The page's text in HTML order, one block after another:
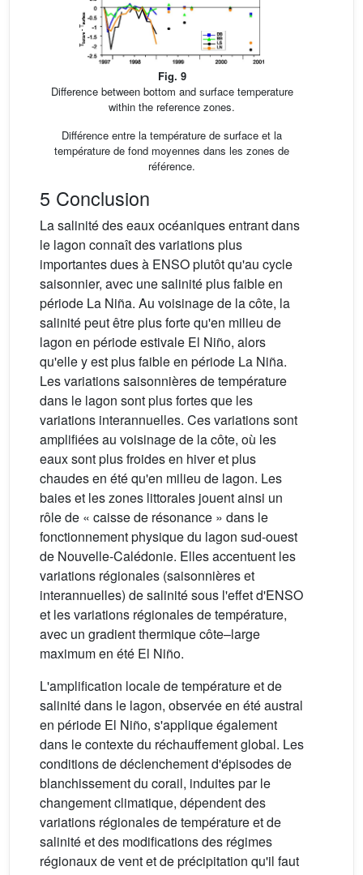
Fig. 9
Difference between bottom and surface temperature
within the reference zones.
Différence entre la température de surface et la
température de fond moyennes dans les zones de
référence.
5 Conclusion
La salinité des eaux océaniques entrant dans
le lagon connaît des variations plus
importantes dues à ENSO plutôt qu'au cycle
saisonnier, avec une salinité plus faible en
période La Niña. Au voisinage de la côte, la
salinité peut être plus forte qu'en milieu de
lagon en période estivale El Niño, alors
qu'elle y est plus faible en période La Niña.
Les variations saisonnières de température
dans le lagon sont plus fortes que les
variations interannuelles. Ces variations sont
amplifiées au voisinage de la côte, où les
eaux sont plus froides en hiver et plus
chaudes en été qu'en milieu de lagon. Les
baies et les zones littorales jouent ainsi un
rôle de « caisse de résonance » dans le
fonctionnement physique du lagon sud-ouest
de Nouvelle-Calédonie. Elles accentuent les
variations régionales (saisonnières et
interannuelles) de salinité sous l'effet d'ENSO
et les variations régionales de température,
avec un gradient thermique côte–large
maximum en été El Niño.
L'amplification locale de température et de
salinité dans le lagon, observée en été austral
en période El Niño, s'applique également
dans le contexte du réchauffement global. Les
conditions de déclenchement d'épisodes de
blanchissement du corail, induites par le
changement climatique, dépendent des
variations régionales de température et de
salinité et des modifications des régimes
régionaux de vent et de précipitation qu'il faut